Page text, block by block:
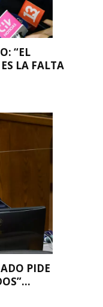
“EL
LA FALTA
PIDE